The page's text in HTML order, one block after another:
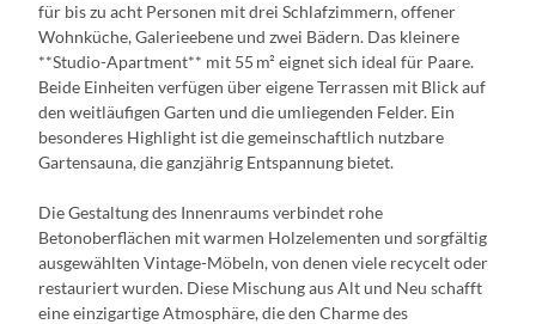
für bis zu acht Personen mit drei Schlafzimmern, offener
Wohnküche, Galerieebene und zwei Bädern. Das kleinere
**Studio-Apartment** mit 55 m² eignet sich ideal für Paare.
Beide Einheiten verfügen über eigene Terrassen mit Blick auf
den weitläufigen Garten und die umliegenden Felder. Ein
besonderes Highlight ist die gemeinschaftlich nutzbare
Gartensauna, die ganzjährig Entspannung bietet.
Die Gestaltung des Innenraums verbindet rohe
Betonoberflächen mit warmen Holzelementen und sorgfältig
ausgewählten Vintage-Möbeln, von denen viele recycelt oder
restauriert wurden. Diese Mischung aus Alt und Neu schafft
eine einzigartige Atmosphäre, die den Charme des